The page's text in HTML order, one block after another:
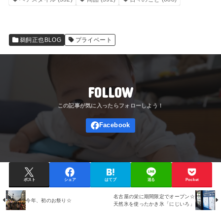
鵜飼正也BLOG プライベート
FOLLOW
ポスト シェア はてブ 送る Pocket
今年、初のお祭り☆
名古屋の栄に期間限定でオープン☆
天然氷を使ったかき氷「にじいろ」